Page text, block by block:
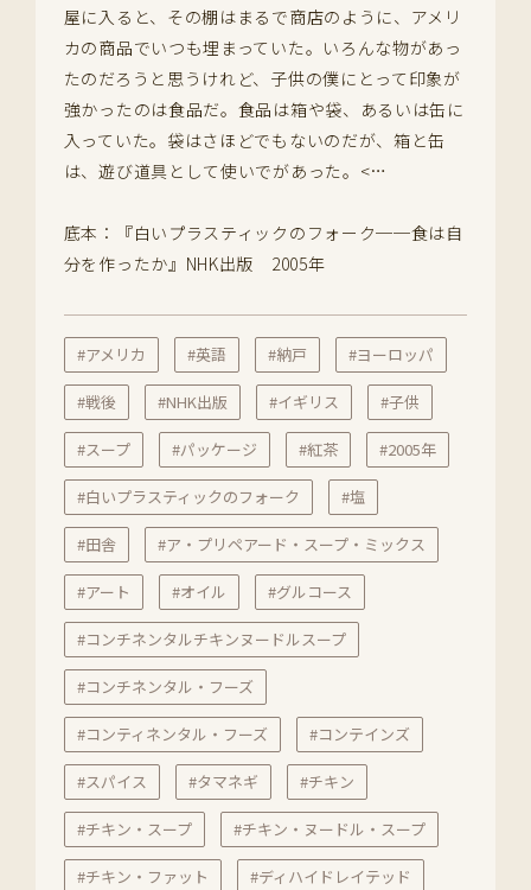
屋に入ると、その棚はまるで商店のように、アメリ
カの商品でいつも埋まっていた。いろんな物があっ
たのだろうと思うけれど、子供の僕にとって印象が
強かったのは食品だ。食品は箱や袋、あるいは缶に
入っていた。袋はさほどでもないのだが、箱と缶
は、遊び道具として使いでがあった。<…
底本：『白いプラスティックのフォーク──食は自
分を作ったか』NHK出版 2005年
#アメリカ #英語 #納戸 #ヨーロッパ
#戦後 #NHK出版 #イギリス #子供
#スープ #パッケージ #紅茶 #2005年
#白いプラスティックのフォーク #塩
#田舎 #ア・プリペアード・スープ・ミックス
#アート #オイル #グルコース
#コンチネンタルチキンヌードルスープ
#コンチネンタル・フーズ
#コンティネンタル・フーズ #コンテインズ
#スパイス #タマネギ #チキン
#チキン・スープ #チキン・ヌードル・スープ
#チキン・ファット #ディハイドレイテッド